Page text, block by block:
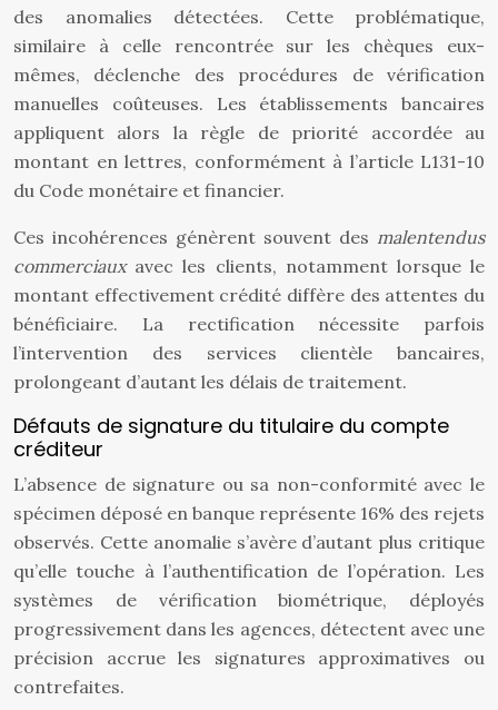
des anomalies détectées. Cette problématique,
similaire à celle rencontrée sur les chèques eux-
mêmes, déclenche des procédures de vérification
manuelles coûteuses. Les établissements bancaires
appliquent alors la règle de priorité accordée au
montant en lettres, conformément à l’article L131-10
du Code monétaire et financier.
Ces incohérences génèrent souvent des malentendus
commerciaux avec les clients, notamment lorsque le
montant effectivement crédité diffère des attentes du
bénéficiaire. La rectification nécessite parfois
l’intervention des services clientèle bancaires,
prolongeant d’autant les délais de traitement.
Défauts de signature du titulaire du compte
créditeur
L’absence de signature ou sa non-conformité avec le
spécimen déposé en banque représente 16% des rejets
observés. Cette anomalie s’avère d’autant plus critique
qu’elle touche à l’authentification de l’opération. Les
systèmes de vérification biométrique, déployés
progressivement dans les agences, détectent avec une
précision accrue les signatures approximatives ou
contrefaites.